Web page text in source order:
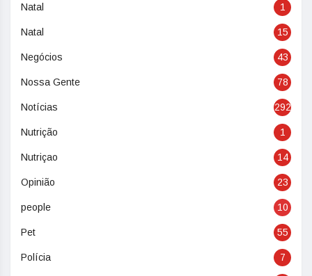
Natal 1
Natal 15
Negócios 43
Nossa Gente 78
Notícias 292
Nutrição 1
Nutriçao 14
Opinião 23
people 10
Pet 55
Polícia 7